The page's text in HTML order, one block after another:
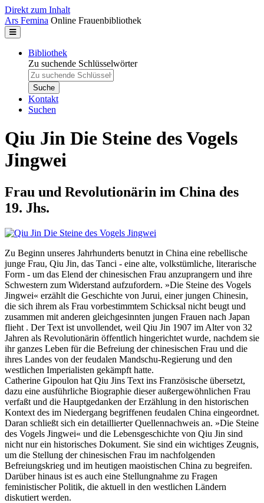
Direkt zum Inhalt
Ars Femina Online Frauenbibliothek
Bibliothek
Zu suchende Schlüsselwörter
Kontakt
Suchen
Qiu Jin Die Steine des Vogels
Jingwei
Frau und Revolutionärin im China des
19. Jhs.
Zu Beginn unseres Jahrhunderts benutzt in China eine rebellische
junge Frau, Qiu Jin, das Tanci - eine alte, volkstümliche, literarische
Form - um das Elend der chinesischen Frau anzuprangern und ihre
Schwestern zum Widerstand aufzufordern. »Die Steine des Vogels
Jingwei« erzählt die Geschichte von Jurui, einer jungen Chinesin,
die sich ihrem als Frau vorbestimmtem Schicksal nicht beugt und
zusammen mit anderen gleichgesinnten jungen Frauen nach Japan
flieht . Der Text ist unvollendet, weil Qiu Jin 1907 im Alter von 32
Jahren als Revolutionärin öffentlich hingerichtet wurde, nachdem sie
ihr ganzes Leben für die Befreiung der chinesischen Frau und die
ihres Landes von der feudalen Mandschu-Regierung und den
westlichen Imperialisten gekämpft hatte.
Catherine Gipoulon hat Qiu Jins Text ins Französische übersetzt,
dazu eine ausführliche Biographie dieser außergewöhnlichen Frau
verfaßt und die Hauptgedanken der Erzählung in den historischen
Kontext des im Niedergang begriffenen feudalen China eingeordnet.
Daran schließt sich ein detaillierter Quellennachweis an. »Die Steine
des Vogels Jingwei« und die Lebensgeschichte von Qiu Jin sind
nicht nur ein historisches Dokument. Sie sind ein wichtiges Zeugnis,
um die Stellung der chinesischen Frau im nachfolgenden
Befreiungskrieg und im heutigen maoistischen China zu begreifen.
Darüber hinaus ist es auch eine Stellungnahme zu Fragen
feministischer Politik, die aktuell in den westlichen Ländern
diskutiert werden.